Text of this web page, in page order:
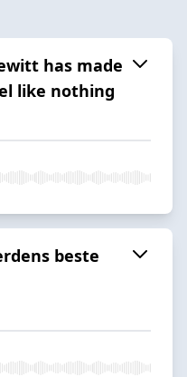
has made
like nothing
beste